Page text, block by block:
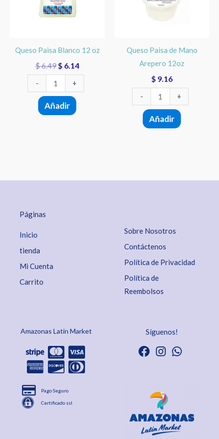
Queso Paisa Blanco 12 oz
$6.49 $ 6.14
-
cantidad
+
Añadir
Queso Paisa de Mano
Arepero 12oz
$ 9.16
- +
Añadir
Páginas
Inicio
tienda
Mi Cuenta
Carrito
Sobre Nosotros
Contáctenos
Política de Privacidad
Política de
Reembolsos
Amazonas Latin Market
Pago Seguro
Certificado ssl
Síguenos!